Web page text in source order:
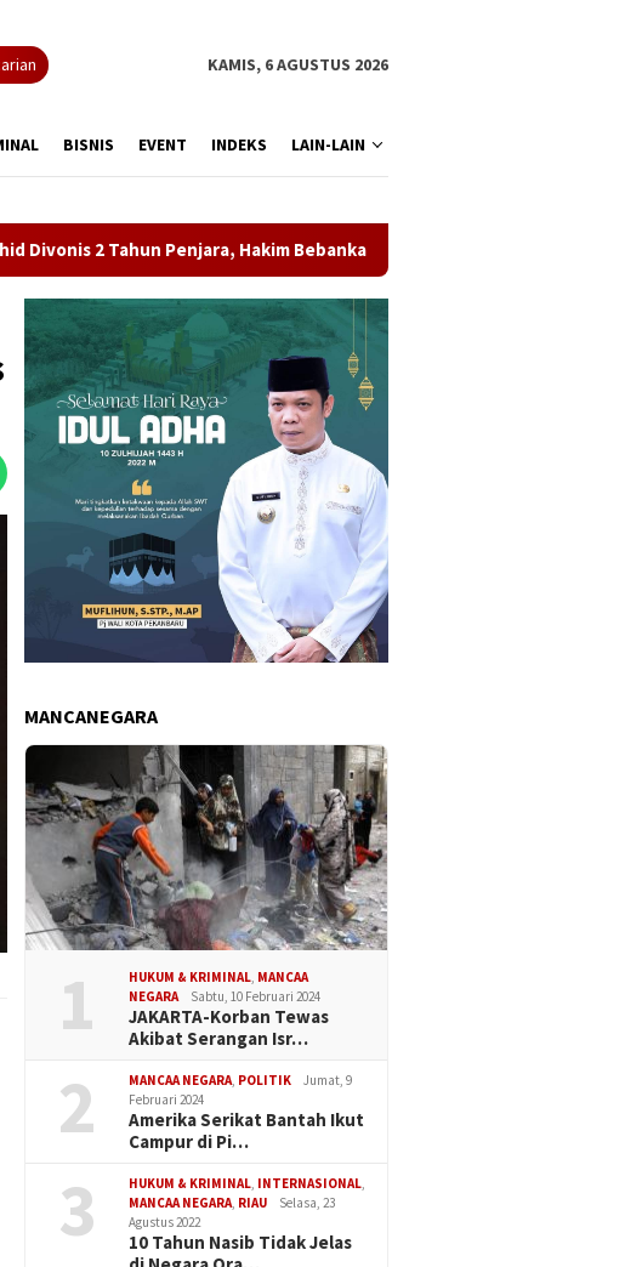
KAMIS, 6 AGUSTUS 2026
BISNIS EVENT INDEKS LAIN-LAIN
Penjara, Hakim Bebankan Uang Pengganti Rp1,45 Miliar
MANCANEGARA
1 HUKUM & KRIMINAL, MANCAA
NEGARA
Sabtu, 10 Februari 2024
JAKARTA-Korban Tewas
Akibat Serangan Isr…
2 MANCAA NEGARA, POLITIK
Jumat, 9
Februari 2024
Amerika Serikat Bantah Ikut
Campur di Pi…
3 HUKUM & KRIMINAL, INTERNASIONAL,
MANCAA NEGARA, RIAU
Selasa, 23
Agustus 2022
10 Tahun Nasib Tidak Jelas